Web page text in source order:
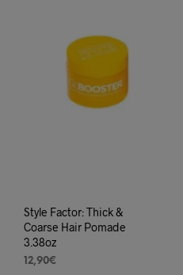
Style Factor: Thick &
Coarse Hair Pomade
3.38oz
12,90€